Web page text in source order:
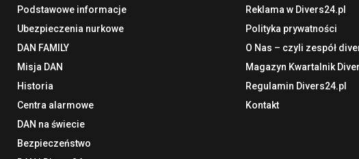
Podstawowe informacje
Ubezpieczenia nurkowe
DAN FAMILY
Misja DAN
Historia
Centra alarmowe
DAN na świecie
Bezpieczeństwo
Reklama w Divers24.pl
Polityka prywatności
O Nas – czyli zespół
Magazyn Kwartalnik
Regulamin Divers24.pl
Kontakt